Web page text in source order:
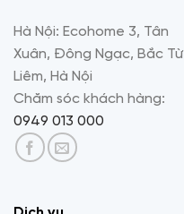
Hà Nội: Ecohome 3, Tân
Xuân, Đông Ngạc, Bắc Từ
Liêm, Hà Nội
Chăm sóc khách hàng:
0949 013 000